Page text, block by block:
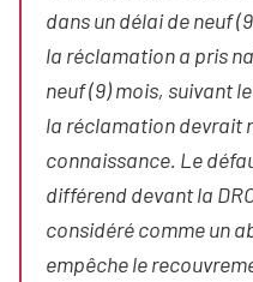
dans un délai de neuf
la réclamation a pris
neuf (9) mois, suivant
la réclamation devrait
connaissance. Le
différend devant la
considéré comme un
empêche le